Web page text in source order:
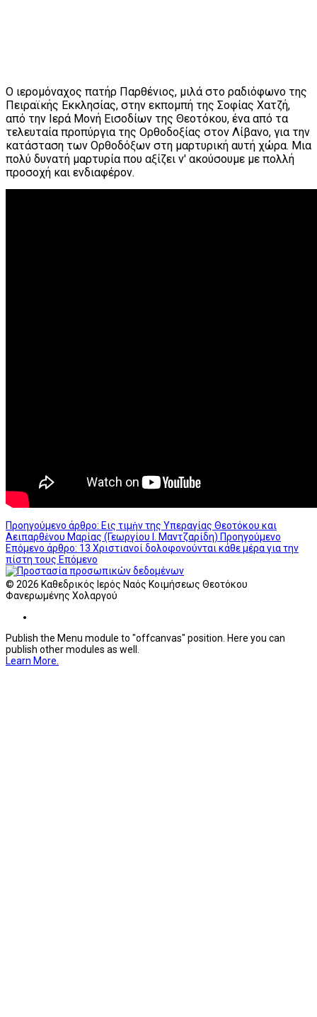
Ο ιερομόναχος πατήρ Παρθένιος, μιλά στο ραδιόφωνο της
Πειραϊκής Εκκλησίας, στην εκπομπή της Σοφίας Χατζή,
από την Ιερά Μονή Εισοδίων της Θεοτόκου, ένα από τα
τελευταία προπύργια της Ορθοδοξίας στον Λίβανο, για την
κατάσταση των Ορθοδόξων στη μαρτυρική αυτή χώρα. Μια
πολύ δυνατή μαρτυρία που αξίζει ν' ακούσουμε με πολλή
προσοχή και ενδιαφέρον.
Προηγούμενο άρθρο: Εις τιμἠν της Υπεραγίας Θεοτόκου και
Αειπαρθἐνου Μαρίας (Γεωργίου Ι. Μαντζαρίδη) Προηγούμενο
Επόμενο άρθρο: 13 Χριστιανοί δολοφονούνται κάθε μέρα για την
πίστη τους Επόμενο
© 2026 Καθεδρικός Ιερός Ναός Κοιμήσεως Θεοτόκου
Φανερωμένης Χολαργού
Publish the Menu module to "offcanvas" position. Here you can
publish other modules as well.
Learn More.